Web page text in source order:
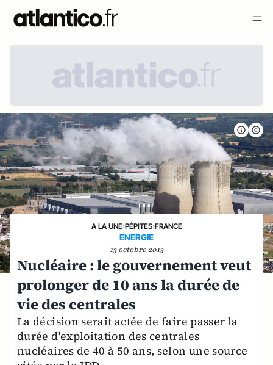
A LA UNE›PÉPITES›FRANCE
ENERGIE
13 octobre 2013
Nucléaire : le gouvernement veut
prolonger de 10 ans la durée de
vie des centrales
La décision serait actée de faire passer la
durée d'exploitation des centrales
nucléaires de 40 à 50 ans, selon une source